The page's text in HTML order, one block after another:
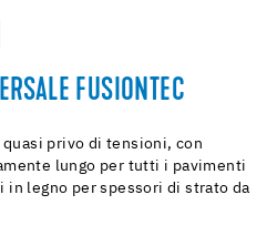
FUSIONTEC
privo di tensioni, con
lungo per tutti i pavimenti
legno per spessori di strato da